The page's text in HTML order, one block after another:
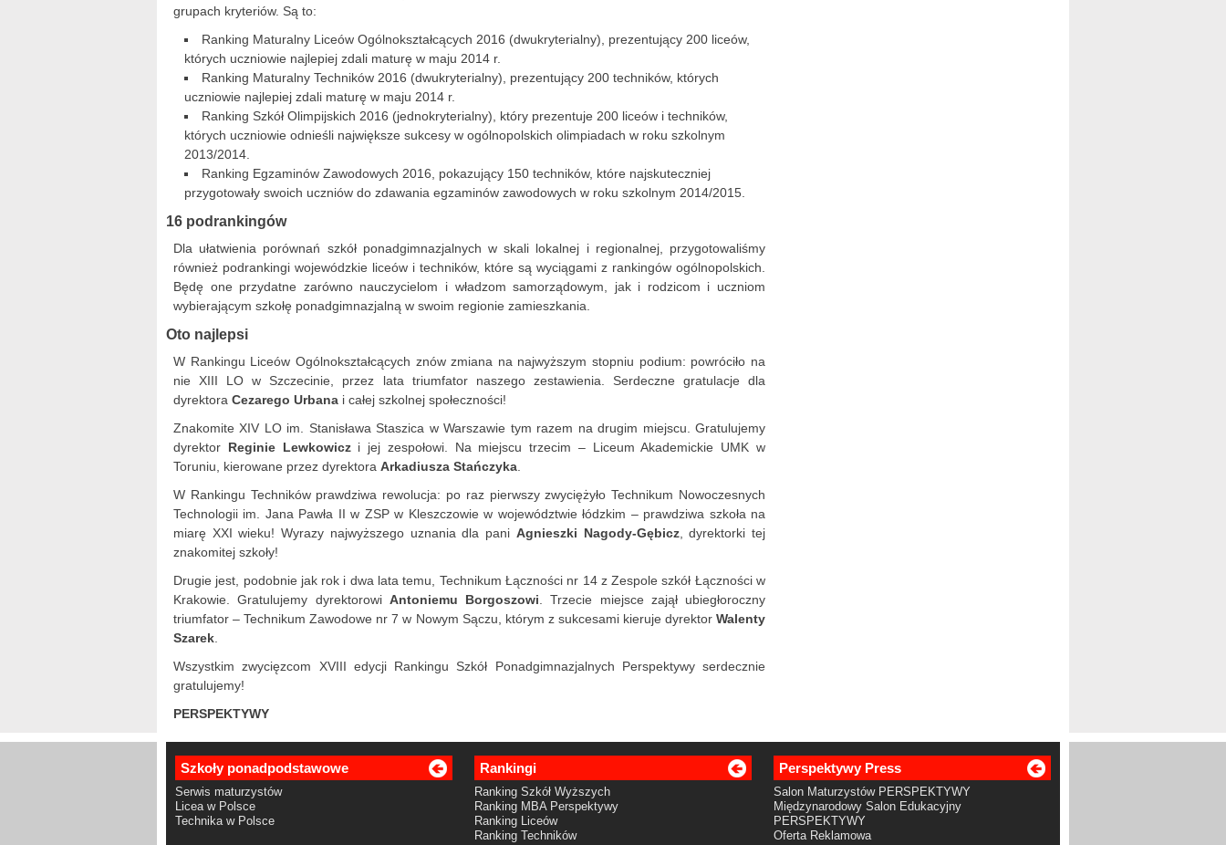
grupach kryteriów. Są to:
Ranking Maturalny Liceów Ogólnokształcących 2016 (dwukryterialny), prezentujący 200 liceów,
których uczniowie najlepiej zdali maturę w maju 2014 r.
Ranking Maturalny Techników 2016 (dwukryterialny), prezentujący 200 techników, których
uczniowie najlepiej zdali maturę w maju 2014 r.
Ranking Szkół Olimpijskich 2016 (jednokryterialny), który prezentuje 200 liceów i techników,
których uczniowie odnieśli największe sukcesy w ogólnopolskich olimpiadach w roku szkolnym
2013/2014.
Ranking Egzaminów Zawodowych 2016, pokazujący 150 techników, które najskuteczniej
przygotowały swoich uczniów do zdawania egzaminów zawodowych w roku szkolnym 2014/2015.
16 podrankingów
Dla ułatwienia porównań szkół ponadgimnazjalnych w skali lokalnej i regionalnej, przygotowaliśmy
również podrankingi wojewódzkie liceów i techników, które są wyciągami z rankingów ogólnopolskich.
Będę one przydatne zarówno nauczycielom i władzom samorządowym, jak i rodzicom i uczniom
wybierającym szkołę ponadgimnazjalną w swoim regionie zamieszkania.
Oto najlepsi
W Rankingu Liceów Ogólnokształcących znów zmiana na najwyższym stopniu podium: powróciło na
nie XIII LO w Szczecinie, przez lata triumfator naszego zestawienia. Serdeczne gratulacje dla
dyrektora Cezarego Urbana i całej szkolnej społeczności!
Znakomite XIV LO im. Stanisława Staszica w Warszawie tym razem na drugim miejscu. Gratulujemy
dyrektor Reginie Lewkowiczi jej zespołowi. Na miejscu trzecim – Liceum Akademickie UMK w
Toruniu, kierowane przez dyrektora Arkadiusza Stańczyka
W Rankingu Techników prawdziwa rewolucja: po raz pierwszy zwyciężyło Technikum Nowoczesnych
Technologii im. Jana Pawła II w ZSP w Kleszczowie w województwie łódzkim – prawdziwa szkoła na
miarę XXI wieku! Wyrazy najwyższego uznania dla pani Agnieszki Nagody-Gębicz, dyrektorki tej
znakomitej szkoły!
Drugie jest, podobnie jak rok i dwa lata temu, Technikum Łączności nr 14 z Zespole szkół Łączności w
Krakowie. Gratulujemy dyrektorowi Antoniemu Borgoszowi . Trzecie miejsce zajął ubiegłoroczny
triumfator – Technikum Zawodowe nr 7 w Nowym Sączu, którym z sukcesami kieruje dyrektor Walenty
Szarek
Wszystkim zwycięzcom XVIII edycji Rankingu Szkół Ponadgimnazjalnych Perspektywy serdecznie
gratulujemy!
PERSPEKTYWY
Szkoły ponadpodstawowe
Serwis maturzystów
Licea w Polsce
Technika w Polsce
Rankingi
Ranking Szkół Wyższych
Ranking MBA Perspektywy
Ranking Liceów
Ranking Techników
Perspektywy Press
Salon Maturzystów PERSPEKTYWY
Międzynarodowy Salon Edukacyjny
PERSPEKTYWY
Oferta Reklamowa